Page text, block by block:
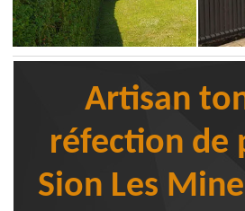
Artisan
réfection de
Sion Les